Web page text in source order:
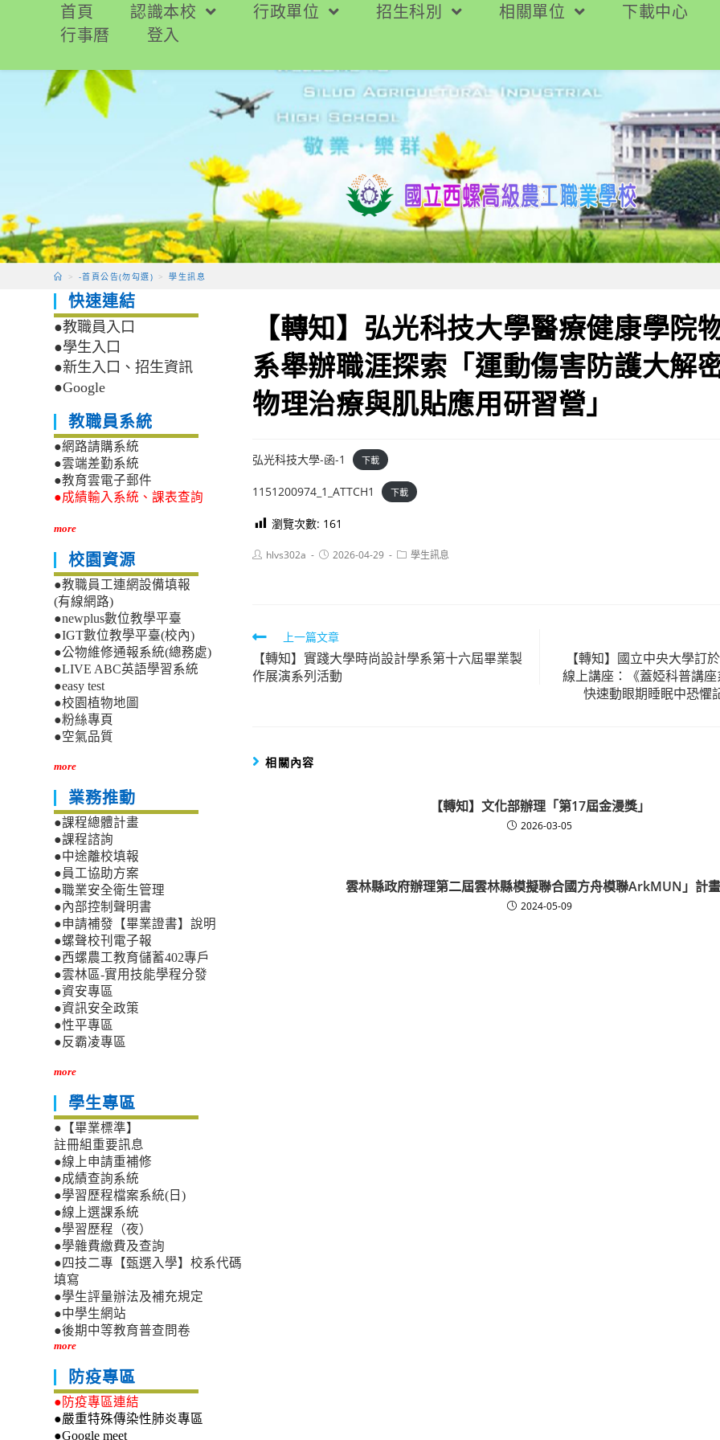
要
首頁 認識本校 行政單位 招生科別 相關單位
下載中心
行事曆
登入
> -首頁公告(勿勾選) > 學生訊息
【轉知】弘光科技大學醫療健康學院
系舉辦職涯探索「運動傷害防護大解
物理治療與肌貼應用研習營」
弘光科技大學-函-1 下載
1151200974_1_ATTCH1 下載
瀏覽次數: 161
Posthlvs302a
Post2026-04-29
Post學生訊息
Read
more
articles
上一篇文章
【轉知】實踐大學時尚設計學系第十六屆畢業製
作展演系列活動
【轉知】國立中央大學訂
線上講座：《蓋婭科普講
快速動眼期睡眠中恐懼
相關內容
【轉知】文化部辦理「第17屆金漫獎」
2026-03-05
雲林縣政府辦理第二屆雲林縣模擬聯合國方舟模聯ArkMUN」計
2024-05-09
快速連結
●教職員入口
●學生入口
●新生入口、招生資訊
●Google
教職員系統
●網路請購系統
●雲端差勤系統
●教育雲電子郵件
●成績輸入系統、課表查詢
more
校園資源
●教職員工連網設備填報
(有線網路)
●newplus數位教學平臺
●IGT數位教學平臺(校內)
●公物維修通報系統(總務處)
●LIVE ABC英語學習系統
●easy test
●校園植物地圖
●粉絲專頁
●空氣品質
more
業務推動
●課程總體計畫
●課程諮詢
●中途離校填報
●員工協助方案
●職業安全衛生管理
●內部控制聲明書
●申請補發【畢業證書】說明
●螺聲校刊電子報
●西螺農工教育儲蓄402專戶
●雲林區-實用技能學程分發
●資安專區
●資訊安全政策
●性平專區
●反霸凌專區
more
學生專區
●【畢業標準】
註冊組重要訊息
●線上申請重補修
●成績查詢系統
●學習歷程檔案系統(日)
●線上選課系統
●學習歷程（夜）
●學雜費繳費及查詢
●四技二專【甄選入學】校系代碼
填寫
●學生評量辦法及補充規定
●中學生網站
●後期中等教育普查問卷
more
防疫專區
●防疫專區連結
●嚴重特殊傳染性肺炎專區
●Google meet